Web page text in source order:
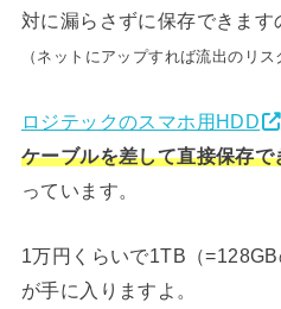
対に漏らさずに保存できます
（ネットにアップすれば流出のリス
ロジテックのスマホ用HDD
ケーブルを差して直接保存で
っています。
1万円くらいで1TB（
が手に入りますよ。